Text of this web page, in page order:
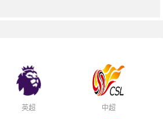
英超 中超